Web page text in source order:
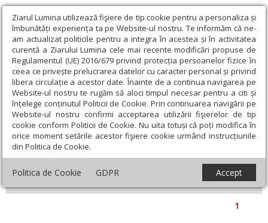
Ziarul Lumina utilizează fişiere de tip cookie pentru a personaliza și
îmbunătăți experiența ta pe Website-ul nostru. Te informăm că ne-
am actualizat politicile pentru a integra în acestea și în activitatea
curentă a Ziarului Lumina cele mai recente modificări propuse de
Regulamentul (UE) 2016/679 privind protecția persoanelor fizice în
ceea ce privește prelucrarea datelor cu caracter personal și privind
libera circulație a acestor date. Înainte de a continua navigarea pe
Website-ul nostru te rugăm să aloci timpul necesar pentru a citi și
înțelege conținutul Politicii de Cookie. Prin continuarea navigării pe
Website-ul nostru confirmi acceptarea utilizării fişierelor de tip
cookie conform Politicii de Cookie. Nu uita totuși că poți modifica în
orice moment setările acestor fişiere cookie urmând instrucțiunile
din Politica de Cookie.
Politica de Cookie GDPR Accept
Calendar articole
« »
DECEMBRIE 2024
S D
1